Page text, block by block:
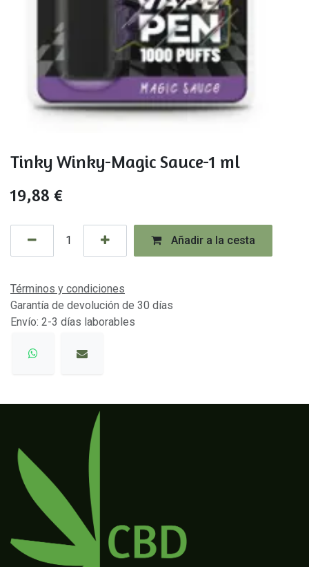
Tinky Winky-Magic Sauce-1 ml
19,88 €
Añadir a la cesta
Términos y condiciones
Garantía de devolución de 30 días
Envío: 2-3 días laborables